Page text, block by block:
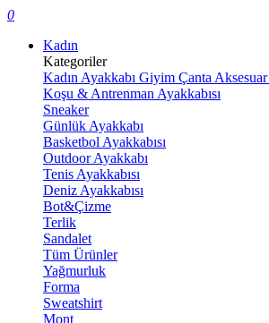
0
Kadın
Kategoriler
Kadın Ayakkabı Giyim Çanta Aksesuar
Koşu & Antrenman Ayakkabısı
Sneaker
Günlük Ayakkabı
Basketbol Ayakkabısı
Outdoor Ayakkabı
Tenis Ayakkabısı
Deniz Ayakkabısı
Bot&Çizme
Terlik
Sandalet
Tüm Ürünler
Yağmurluk
Forma
Sweatshirt
Mont